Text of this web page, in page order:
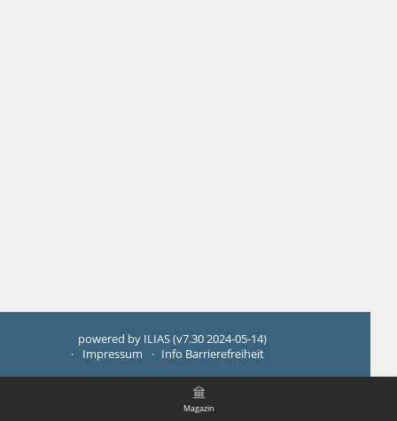
Magazin
powered by ILIAS (v7.30 2024-05-14)
Impressum
Info Barrierefreiheit